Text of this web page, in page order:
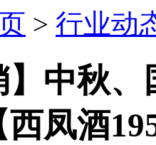
> 行业动
】中秋
凤酒